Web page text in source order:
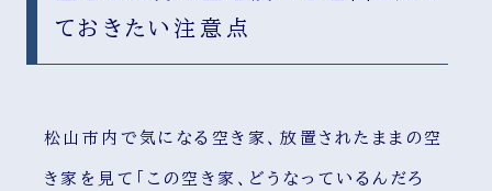
ておきたい注意点
松山市内で気になる空き家、放置されたままの空
き家を見て「この空き家、どうなっているんだろ